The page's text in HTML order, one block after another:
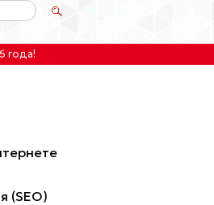
года!
(SEO)